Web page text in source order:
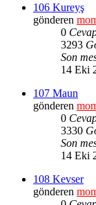
106 Kureyş
gönderen
0
3293
Son
14 Eki
107 Maun
gönderen
0
3330
Son
14 Eki
108 Kevser
gönderen